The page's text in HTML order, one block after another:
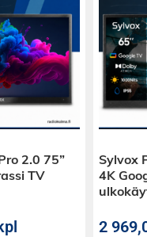
2.0 75”
TV
Sylvox
4K
2